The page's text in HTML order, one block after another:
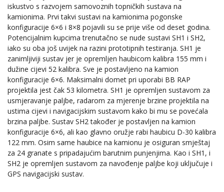
iskustvo s razvojem samovoznih topničkih sustava na
kamionima. Prvi takvi sustavi na kamionima pogonske
konfiguracije 6×6 i 8×8 pojavili su se prije više od deset godina.
Potencijalnim kupcima trenutačno se nude sustavi SH1 i SH2,
iako su oba još uvijek na razini prototipnih testiranja. SH1 je
zanimljiviji sustav jer je opremljen haubicom kalibra 155 mm i
dužine cijevi 52 kalibra. Sve je postavljeno na kamion
konfiguracije 6×6. Maksimalni domet pri uporabi BB RAP
projektila jest čak 53 kilometra. SH1 je opremljen sustavom za
usmjeravanje paljbe, radarom za mjerenje brzine projektila na
ustima cijevi i navigacijskim sustavom kako bi mu se povećala
brzina paljbe. Sustav SH2 također je postavljen na kamion
konfiguracije 6×6, ali kao glavno oružje rabi haubicu D-30 kalibra
122 mm. Osim same haubice na kamionu je osiguran smještaj
za 24 granate s pripadajućim barutnim punjenjima. Kao i SH1, i
SH2 je opremljen sustavom za navođenje paljbe koji uključuje i
GPS navigacijski sustav.